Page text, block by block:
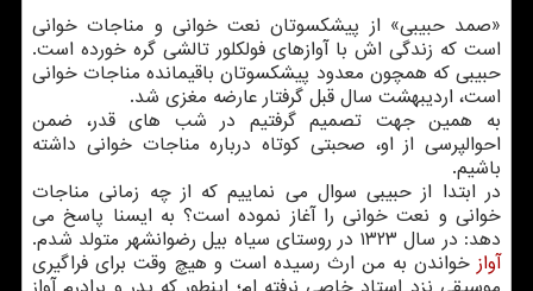
«صمد حبیبی» از پیشکسوتان نعت خوانی و مناجات خوانی
است که زندگی اش با آوازهای فولکلور تالشی گره خورده است.
حبیبی که همچون معدود پیشکسوتان باقیمانده مناجات خوانی
است، اردیبهشت سال قبل گرفتار عارضه مغزی شد.
به همین جهت تصمیم گرفتیم در شب های قدر، ضمن
احوالپرسی از او، صحبتی کوتاه درباره مناجات خوانی داشته
باشیم.
در ابتدا از حبیبی سوال می نماییم که از چه زمانی مناجات
خوانی و نعت خوانی را آغاز نموده است؟ به ایسنا پاسخ می
دهد: در سال ۱۳۲۳ در روستای سیاه بیل رضوانشهر متولد شدم.
آواز خواندن به من ارث رسیده است و هیچ وقت برای فراگیری